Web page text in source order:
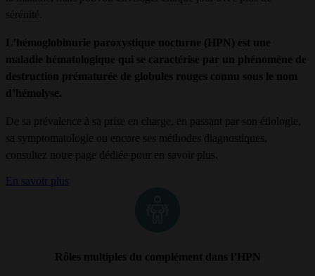
sérénité.
L’hémoglobinurie paroxystique nocturne (HPN) est une
maladie hématologique qui se caractérise par un phénomène de
destruction prématurée de globules rouges connu sous le nom
d’hémolyse.
De sa prévalence à sa prise en charge, en passant par son étiologie,
sa symptomatologie ou encore ses méthodes diagnostiques,
consultez notre page dédiée pour en savoir plus.
En savoir plus
Rôles multiples du complément dans l’HPN